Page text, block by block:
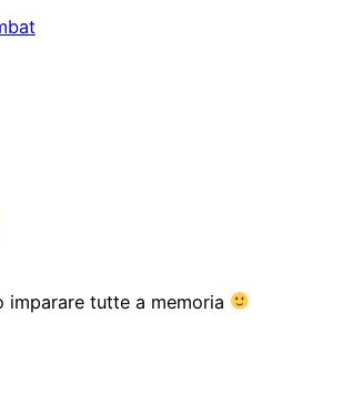
imparare tutte a memoria